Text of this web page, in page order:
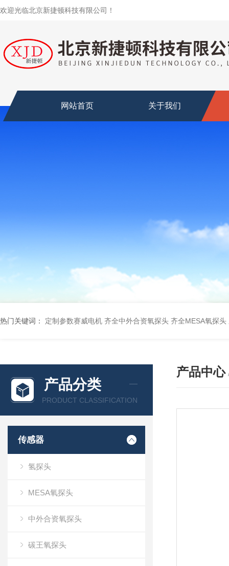
欢迎光临北京新捷顿科技有限公司！
网站首页 关于我们
热门关键词： 定制参数赛威电机 齐全中外合资氧探头 齐全MESA氧探头
产品分类
PRODUCT CLASSIFICATION
传感器
氢探头
MESA氧探头
中外合资氧探头
碳王氧探头
产品中心